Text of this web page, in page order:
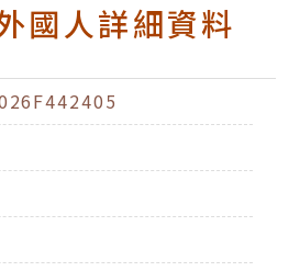
國人詳細資料